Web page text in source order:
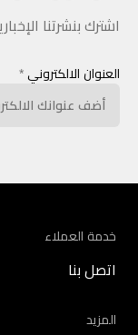
اشترك بنشرتنا
العنوان الالكتروني *
خدمة العملاء
اتصل بنا
المزيد